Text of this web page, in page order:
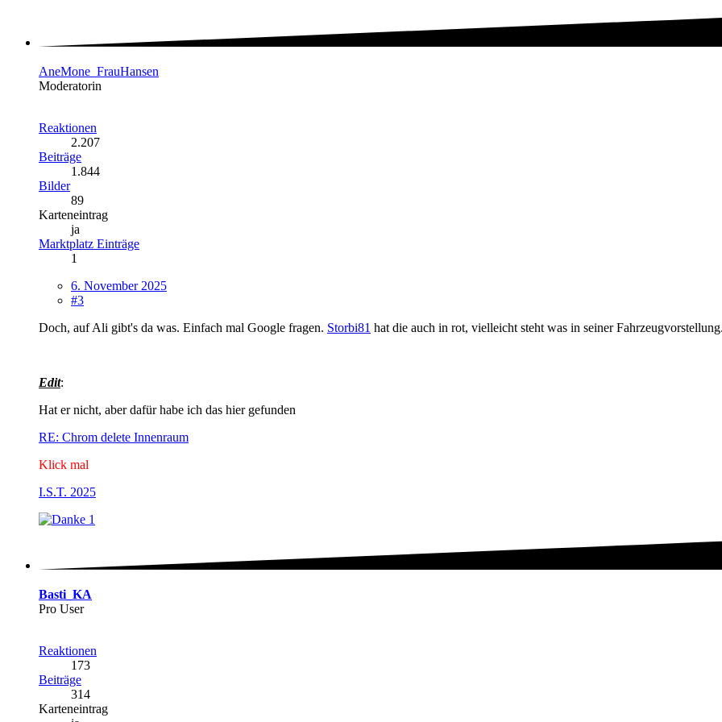
AneMone_FrauHansen
Moderatorin
Reaktionen
2.207
Beiträge
1.844
Bilder
89
Karteneintrag
ja
Marktplatz Einträge
1
6. November 2025
#3
Doch, auf Ali gibt's da was. Einfach mal Google fragen. Storbi81 hat die auch in rot, vielleicht steht was in seiner
Edit:
Hat er nicht, aber dafür habe ich das hier gefunden
RE: Chrom delete Innenraum
Klick mal
I.S.T. 2025
1
Basti_KA
Pro User
Reaktionen
173
Beiträge
314
Karteneintrag